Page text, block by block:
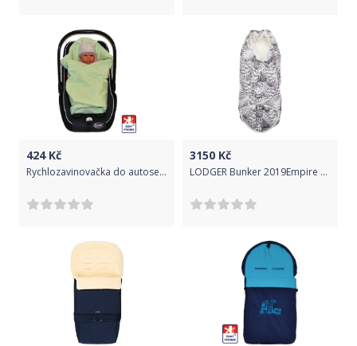
424Kč
Rychlozavinovačka do autosedačky, zelená zvířátka Little, Dětský svět
3150 Kč
LODGER Bunker 2019Empire Day